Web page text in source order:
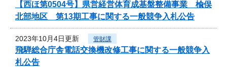
【西ほ第0504号】県営経営体育成基盤整備事業 楡俣
北部地区 第13期工事に関する一般競争入札公告
2023年10月4日更新 管財課
飛騨総合庁舎電話交換機改修工事に関する一般競争入
札公告